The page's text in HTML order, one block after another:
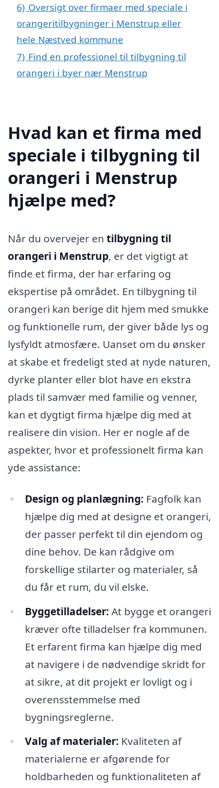
6) Oversigt over firmaer med speciale i
orangeritilbygninger i Menstrup eller
hele Næstved kommune
7) Find en professionel til tilbygning til
orangeri i byer nær Menstrup
Hvad kan et firma med
speciale i tilbygning til
orangeri i Menstrup
hjælpe med?
Når du overvejer en tilbygning til
orangeri i Menstrup, er det vigtigt at
finde et firma, der har erfaring og
ekspertise på området. En tilbygning til
orangeri kan berige dit hjem med smukke
og funktionelle rum, der giver både lys og
lysfyldt atmosfære. Uanset om du ønsker
at skabe et fredeligt sted at nyde naturen,
dyrke planter eller blot have en ekstra
plads til samvær med familie og venner,
kan et dygtigt firma hjælpe dig med at
realisere din vision. Her er nogle af de
aspekter, hvor et professionelt firma kan
yde assistance:
Design og planlægning: Fagfolk kan
hjælpe dig med at designe et orangeri,
der passer perfekt til din ejendom og
dine behov. De kan rådgive om
forskellige stilarter og materialer, så
du får et rum, du vil elske.
Byggetilladelser: At bygge et orangeri
kræver ofte tilladelser fra kommunen.
Et erfarent firma kan hjælpe dig med
at navigere i de nødvendige skridt for
at sikre, at dit projekt er lovligt og i
overensstemmelse med
bygningsreglerne.
Valg af materialer: Kvaliteten af
materialerne er afgørende for
holdbarheden og funktionaliteten af